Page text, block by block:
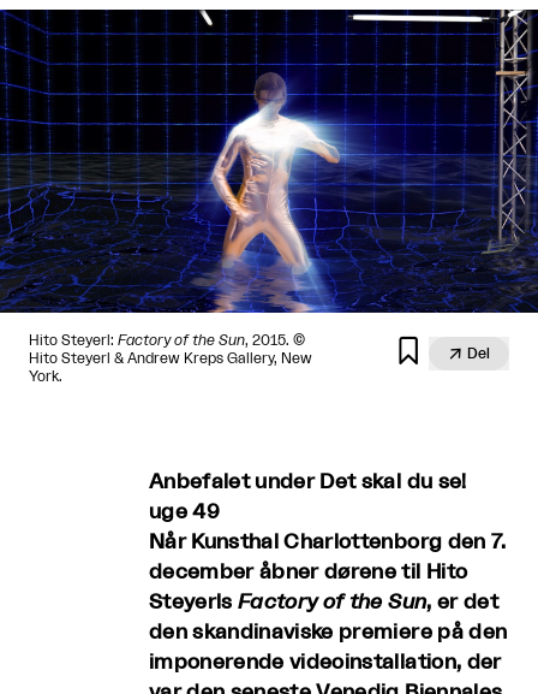
Hito Steyerl: Factory of the Sun, 2015. ©
Hito Steyerl & Andrew Kreps Gallery, New
York.
  Del
Anbefalet under Det skal du se!
uge 49
Når Kunsthal Charlottenborg den 7.
december åbner dørene til Hito
SteyerlsFactory of the Sun, er det
den skandinaviske premiere på den
imponerende videoinstallation, der